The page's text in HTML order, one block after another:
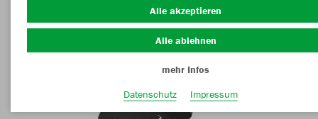
Alle akzeptieren
Alle ablehnen
mehr Infos
Datenschutz
Impressum